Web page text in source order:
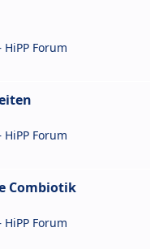
HiPP Forum
HiPP Forum
Combiotik
HiPP Forum